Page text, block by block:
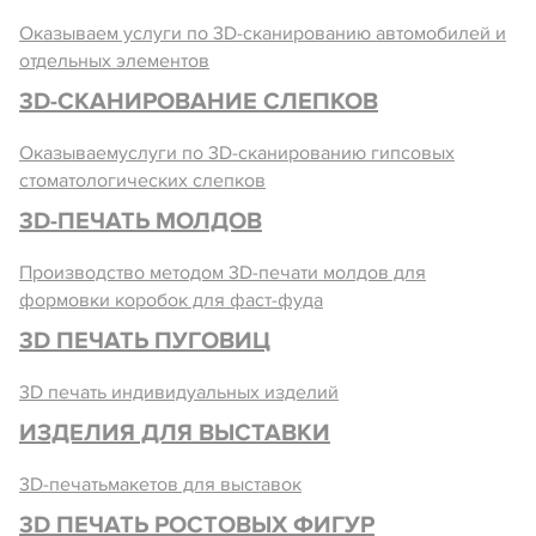
Оказываем услуги по 3D-сканированию автомобилей и
отдельных элементов
3D-СКАНИРОВАНИЕ СЛЕПКОВ
Оказываемуслуги по 3D-сканированию гипсовых
стоматологических слепков
3D-ПЕЧАТЬ МОЛДОВ
Производство методом 3D-печати молдов для
формовки коробок для фаст-фуда
3D ПЕЧАТЬ ПУГОВИЦ
3D печать индивидуальных изделий
ИЗДЕЛИЯ ДЛЯ ВЫСТАВКИ
3D-печатьмакетов для выставок
3D ПЕЧАТЬ РОСТОВЫХ ФИГУР